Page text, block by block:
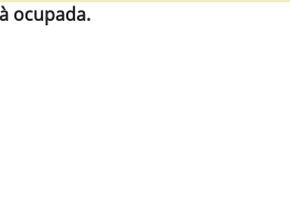
ocupada.